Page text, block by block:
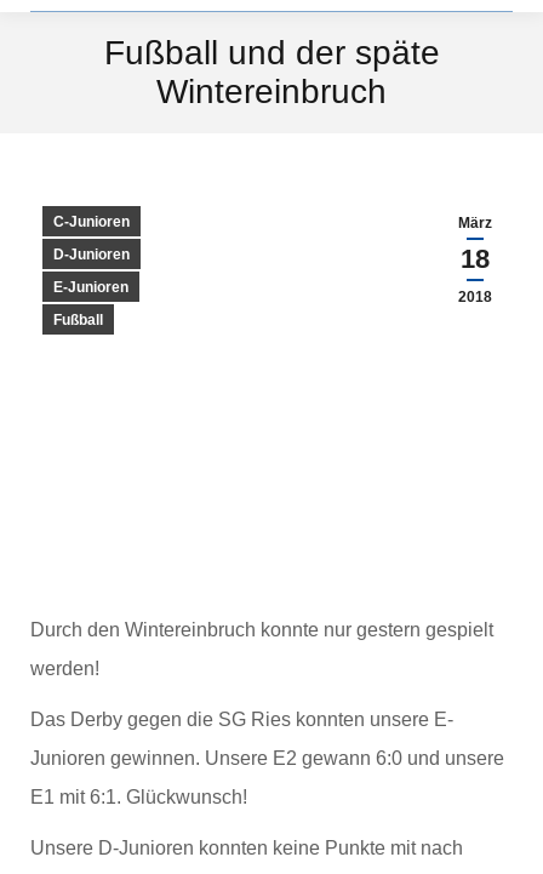
Fußball und der späte
Wintereinbruch
März
18
2018
C-Junioren
D-Junioren
E-Junioren
Fußball
Durch den Wintereinbruch konnte nur gestern gespielt
werden!
Das Derby gegen die SG Ries konnten unsere E-
Junioren gewinnen. Unsere E2 gewann 6:0 und unsere
E1 mit 6:1. Glückwunsch!
Unsere D-Junioren konnten keine Punkte mit nach